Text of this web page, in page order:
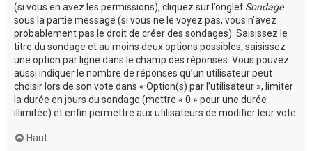
(si vous en avez les permissions), cliquez sur l’onglet Sondage
sous la partie message (si vous ne le voyez pas, vous n’avez
probablement pas le droit de créer des sondages). Saisissez le
titre du sondage et au moins deux options possibles, saisissez
une option par ligne dans le champ des réponses. Vous pouvez
aussi indiquer le nombre de réponses qu’un utilisateur peut
choisir lors de son vote dans « Option(s) par l’utilisateur », limiter
la durée en jours du sondage (mettre « 0 » pour une durée
illimitée) et enfin permettre aux utilisateurs de modifier leur vote.
Haut